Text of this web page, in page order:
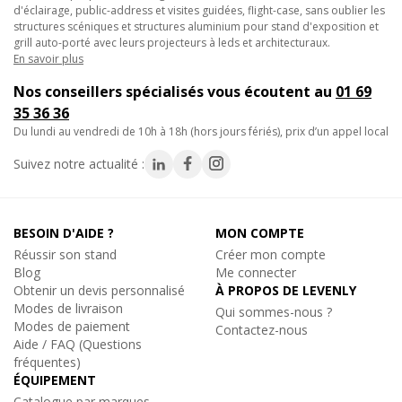
. conforme IP65
. Trois modes DMX différents : 4, 6 et 7 canaux.
. Fonctionnalité RDM pour faciliter la configuration à distance :
. L'affichage LCD permet de parcourir facilement les différents
menus de configuration.
. Idéal pour les studios de télévision : LED sans scintillement
avec un taux de rafraîchissement de 1200 Hz.
inversé, courbe en S
. En cas d'échec DMX, les modes
tout éteintoumaintien
resteront disponibles.
. Fonction de verrouillage afin d'empêcher les modifications
indésirables de la configuration.
. Réglage de la balance des blancs pour assortir plusieurs
projecteurs.
. Les réglages par défaut d'usine et les réglages personnels
d'éclairage, public-address et visites guidées, flight-case, sans oublier les
structures scéniques et structures aluminium pour stand d'exposition et
grill auto-porté avec leurs projecteurs à leds et architecturaux.
En savoir plus
Nos conseillers spécialisés vous écoutent au 01 69
35 36 36
du lundi au vendredi de 10h à 18h (hors jours fériés), prix d’un appel local
Suivez notre actualité :
BESOIN D'AIDE ?
Réussir son stand
Blog
Obtenir un devis personnalisé
Modes de livraison
Modes de paiement
Aide / FAQ (Questions
fréquentes)
ÉQUIPEMENT
MON COMPTE
Créer mon compte
Me connecter
À PROPOS DE LEVENLY
Qui sommes-nous ?
Contactez-nous